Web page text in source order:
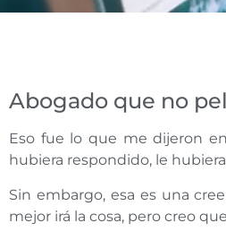
Abogado que no
Eso fue lo que me dijeron
hubiera respondido, le hubiera
Sin embargo, esa es una
mejor irá la cosa, pero creo